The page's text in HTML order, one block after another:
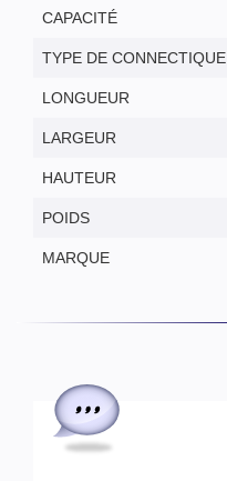
CAPACITÉ
TYPE DE CONNECTIQUE
LONGUEUR
LARGEUR
HAUTEUR
POIDS
MARQUE